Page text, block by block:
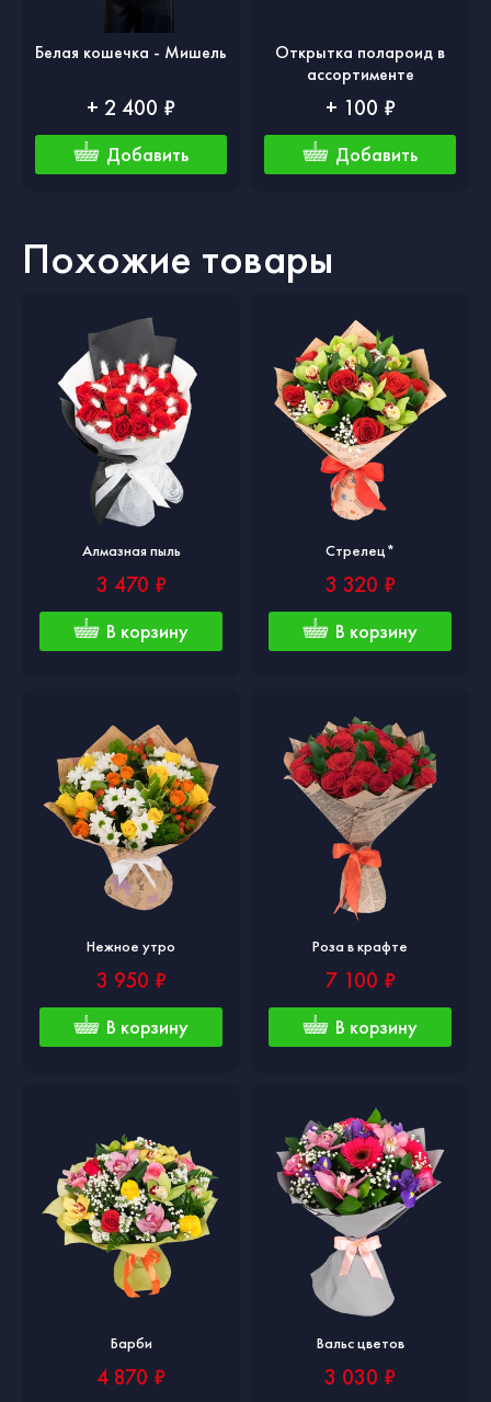
Белая кошечка - Мишель
+ 2 400 ₽
Добавить
Открытка полароид в
ассортименте
+ 100 ₽
Добавить
Похожие товары
Алмазная пыль
3 470 ₽
В корзину
Стрелец*
3 320 ₽
В корзину
Нежное утро
3 950 ₽
В корзину
Роза в крафте
7 100 ₽
В корзину
Барби
4 870 ₽
Вальс цветов
3 030 ₽